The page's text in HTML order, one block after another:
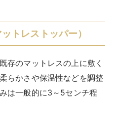
のもメリット
ーやダニ対策としても有効
も延ばせます。軽量で持ち
薄いためマットレストッパ
やサポート力が得られな
既存のマットレスとサイズ